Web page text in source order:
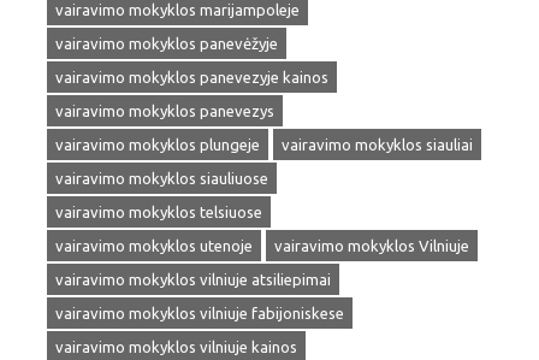
vairavimo mokyklos marijampoleje
vairavimo mokyklos panevėžyje
vairavimo mokyklos panevezyje kainos
vairavimo mokyklos panevezys
vairavimo mokyklos plungeje
vairavimo mokyklos siauliai
vairavimo mokyklos siauliuose
vairavimo mokyklos telsiuose
vairavimo mokyklos utenoje
vairavimo mokyklos Vilniuje
vairavimo mokyklos vilniuje atsiliepimai
vairavimo mokyklos vilniuje fabijoniskese
vairavimo mokyklos vilniuje kainos